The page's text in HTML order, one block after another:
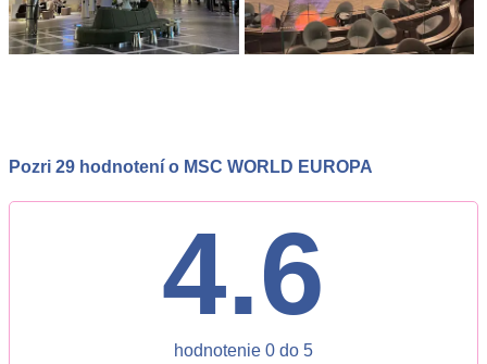
Pozri 29 hodnotení o MSC WORLD EUROPA
4.6
hodnotenie 0 do 5